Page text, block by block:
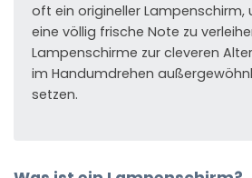
oft ein origineller Lampenschirm,
eine völlig frische Note zu
Lampenschirme zur cleveren
im Handumdrehen
setzen.